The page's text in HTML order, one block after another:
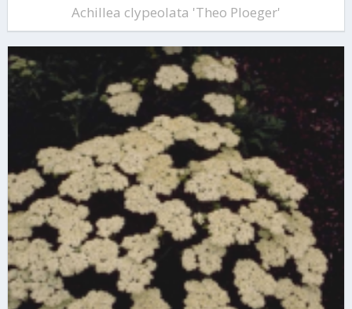
Achillea clypeolata 'Theo Ploeger'